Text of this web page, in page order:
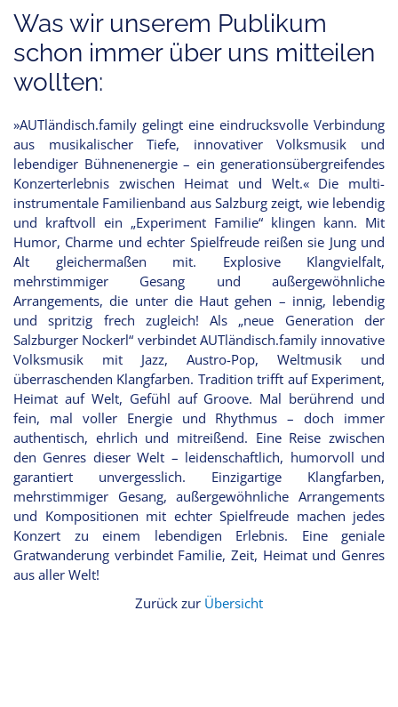
Was wir unserem Publikum
schon immer über uns mitteilen
wollten:
»AUTländisch.family gelingt eine eindrucksvolle Verbindung
aus musikalischer Tiefe, innovativer Volksmusik und
lebendiger Bühnenenergie – ein generationsübergreifendes
Konzerterlebnis zwischen Heimat und Welt.« Die multi-
instrumentale Familienband aus Salzburg zeigt, wie lebendig
und kraftvoll ein „Experiment Familie“ klingen kann. Mit
Humor, Charme und echter Spielfreude reißen sie Jung und
Alt gleichermaßen mit. Explosive Klangvielfalt,
mehrstimmiger Gesang und außergewöhnliche
Arrangements, die unter die Haut gehen – innig, lebendig
und spritzig frech zugleich! Als „neue Generation der
Salzburger Nockerl“ verbindet AUTländisch.family innovative
Volksmusik mit Jazz, Austro-Pop, Weltmusik und
überraschenden Klangfarben. Tradition trifft auf Experiment,
Heimat auf Welt, Gefühl auf Groove. Mal berührend und
fein, mal voller Energie und Rhythmus – doch immer
authentisch, ehrlich und mitreißend. Eine Reise zwischen
den Genres dieser Welt – leidenschaftlich, humorvoll und
garantiert unvergesslich. Einzigartige Klangfarben,
mehrstimmiger Gesang, außergewöhnliche Arrangements
und Kompositionen mit echter Spielfreude machen jedes
Konzert zu einem lebendigen Erlebnis. Eine geniale
Gratwanderung verbindet Familie, Zeit, Heimat und Genres
aus aller Welt!
Zurück zur Übersicht